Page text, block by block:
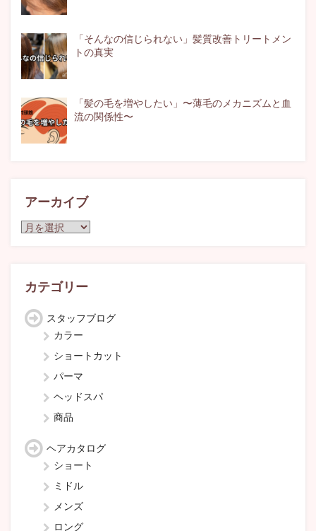
「そんなの信じられない」髪質改善トリートメン
トの真実
「髪の毛を増やしたい」〜薄毛のメカニズムと血
流の関係性〜
アーカイブ
ア
ブ
カテゴリー
スタッフブログ
カラー
ショートカット
パーマ
ヘッドスパ
商品
ヘアカタログ
ショート
ミドル
メンズ
ロング